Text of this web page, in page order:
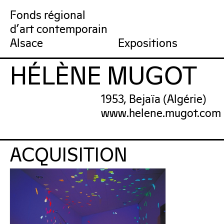
Fonds régional
d'art contemporain
Alsace
FRAC Alsace
Expositions
Collection Collection en ligne Artistes Dernières
Venir au FRAC Prochains rendez-vous Jardin du FRAC
Qu’est-ce qu’un FRAC ? Équipe du FRAC Réseau et
HÉLÈNE MUGOT
1953, Bejaïa (Algérie)
www.helene.mugot.com
ACQUISITION